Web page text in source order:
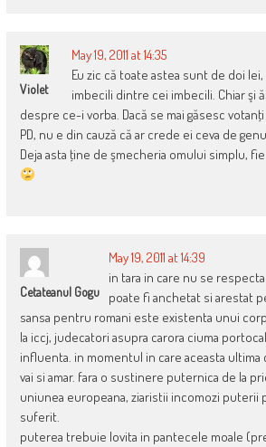
Violet
May 19, 2011 at 14:35
Eu zic că toate astea sunt de doi
imbecili dintre cei imbecili. Chiar şi
despre ce-i vorba. Dacă se mai găsesc
PD, nu e din cauză că ar crede ei ceva de
Deja asta ţine de şmecheria omului simplu,
Cetateanul Gogu
May 19, 2011 at 14:39
in tara in care nu se
poate fi anchetat si arestat
sansa pentru romani este existenta unui
la iccj, judecatori asupra carora ciuma
influenta. in momentul in care aceasta ultima
vai si amar. fara o sustinere puternica de la
uniunea europeana, ziaristii incomozi puterii
suferit.
puterea trebuie lovita in pantecele moale